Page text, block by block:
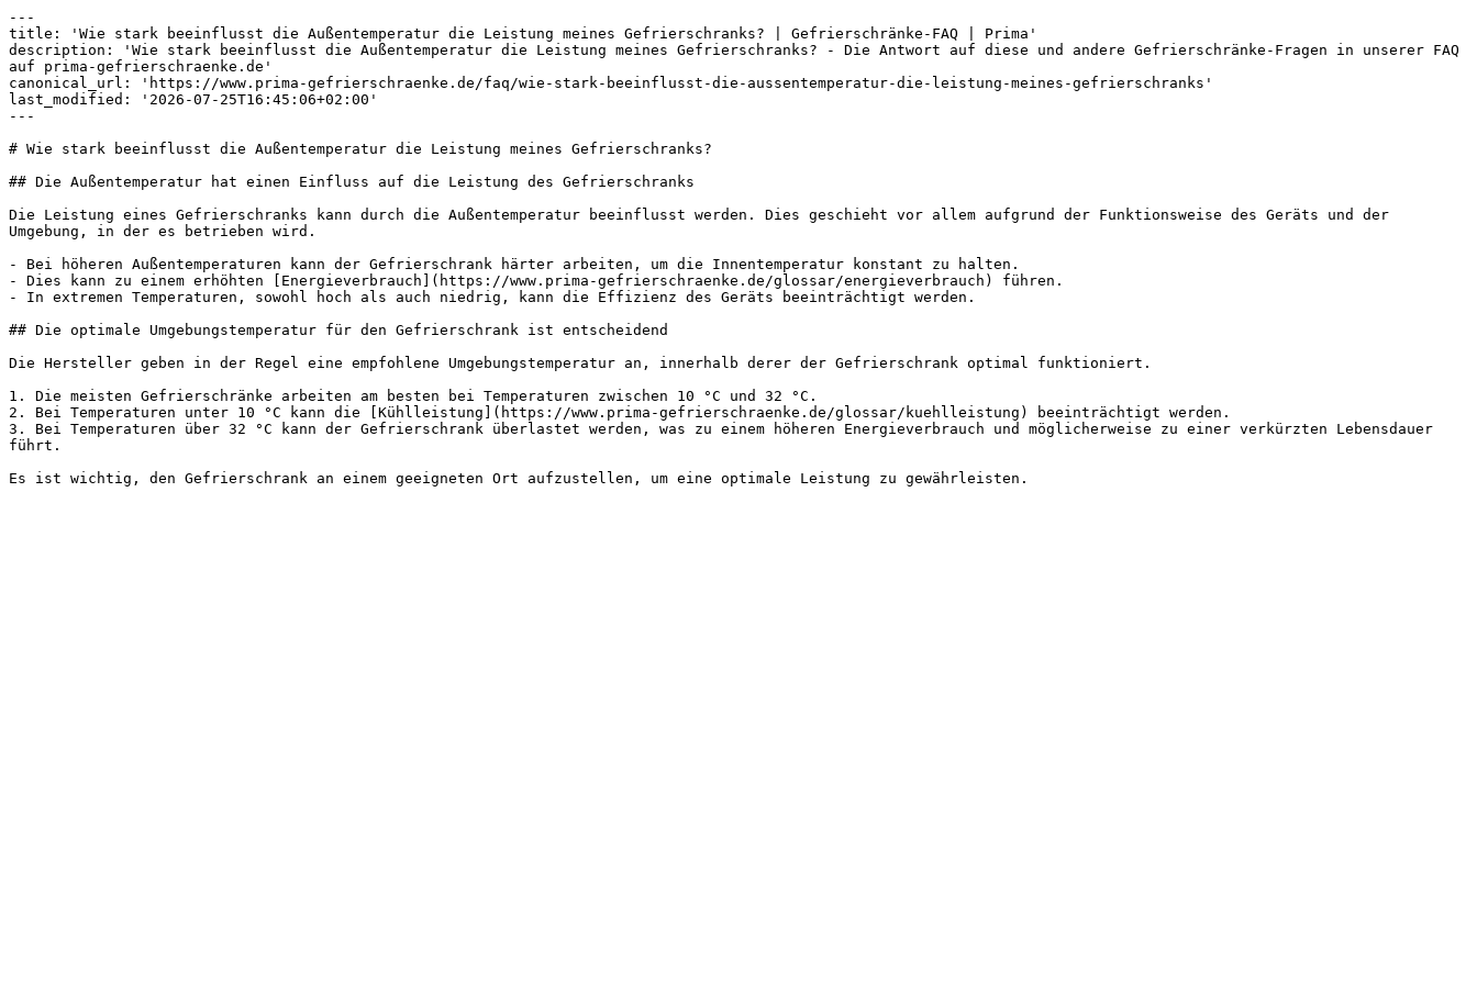
---
title: 'Wie stark beeinflusst die Außentemperatur die Leistung meines Gefrierschranks? | Gefrierschränke-FAQ | Prima'
description: 'Wie stark beeinflusst die Außentemperatur die Leistung meines Gefrierschranks? - Die Antwort auf diese und andere Gefrierschränke-Fragen in unserer FAQ
auf prima-gefrierschraenke.de'
canonical_url: 'https://www.prima-gefrierschraenke.de/faq/wie-stark-beeinflusst-die-aussentemperatur-die-leistung-meines-gefrierschranks'
last_modified: '2026-07-25T16:45:06+02:00'
---
# Wie stark beeinflusst die Außentemperatur die Leistung meines Gefrierschranks?
## Die Außentemperatur hat einen Einfluss auf die Leistung des Gefrierschranks
Die Leistung eines Gefrierschranks kann durch die Außentemperatur beeinflusst werden. Dies geschieht vor allem aufgrund der Funktionsweise des Geräts und der
Umgebung, in der es betrieben wird.
- Bei höheren Außentemperaturen kann der Gefrierschrank härter arbeiten, um die Innentemperatur konstant zu halten.
- Dies kann zu einem erhöhten [Energieverbrauch](https://www.prima-gefrierschraenke.de/glossar/energieverbrauch) führen.
- In extremen Temperaturen, sowohl hoch als auch niedrig, kann die Effizienz des Geräts beeinträchtigt werden.
## Die optimale Umgebungstemperatur für den Gefrierschrank ist entscheidend
Die Hersteller geben in der Regel eine empfohlene Umgebungstemperatur an, innerhalb derer der Gefrierschrank optimal funktioniert.
1. Die meisten Gefrierschränke arbeiten am besten bei Temperaturen zwischen 10 °C und 32 °C.
2. Bei Temperaturen unter 10 °C kann die [Kühlleistung](https://www.prima-gefrierschraenke.de/glossar/kuehlleistung) beeinträchtigt werden.
3. Bei Temperaturen über 32 °C kann der Gefrierschrank überlastet werden, was zu einem höheren Energieverbrauch und möglicherweise zu einer verkürzten Lebensdauer
führt.